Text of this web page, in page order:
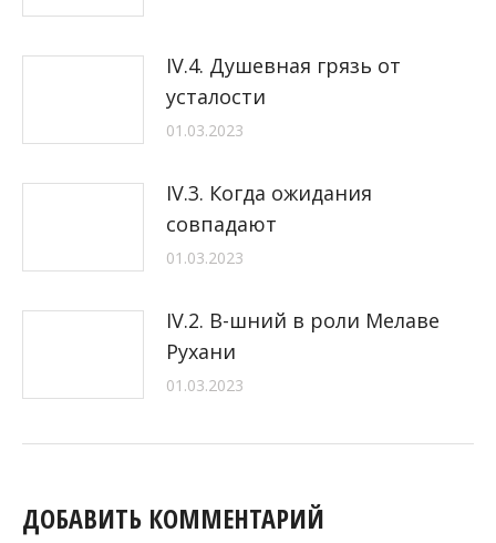
IV.4. Душевная грязь от
усталости
01.03.2023
IV.3. Когда ожидания
совпадают
01.03.2023
IV.2. В-шний в роли Мелаве
Рухани
01.03.2023
ДОБАВИТЬ КОММЕНТАРИЙ